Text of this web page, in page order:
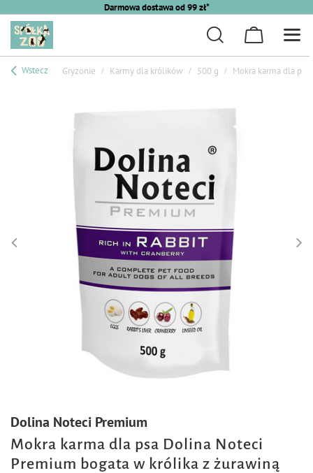
Darmowa dostawa od 99 zł*
Wstecz Gryzonie Karmy dla królików 500 g Mokra karma dla
Dolina Noteci Premium
Mokra karma dla psa Dolina Noteci
Premium bogata w królika z żurawiną